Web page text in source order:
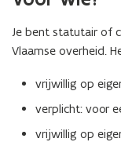
Je bent statutair of
Vlaamse overheid.
vrijwillig op
verplicht: voor
vrijwillig op